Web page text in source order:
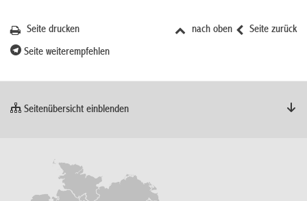
Seite zurück
nach oben
Seite drucken
Seite weiterempfehlen
Seitenübersicht einblenden